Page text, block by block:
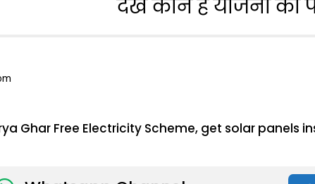
देखें कौन है योजना का